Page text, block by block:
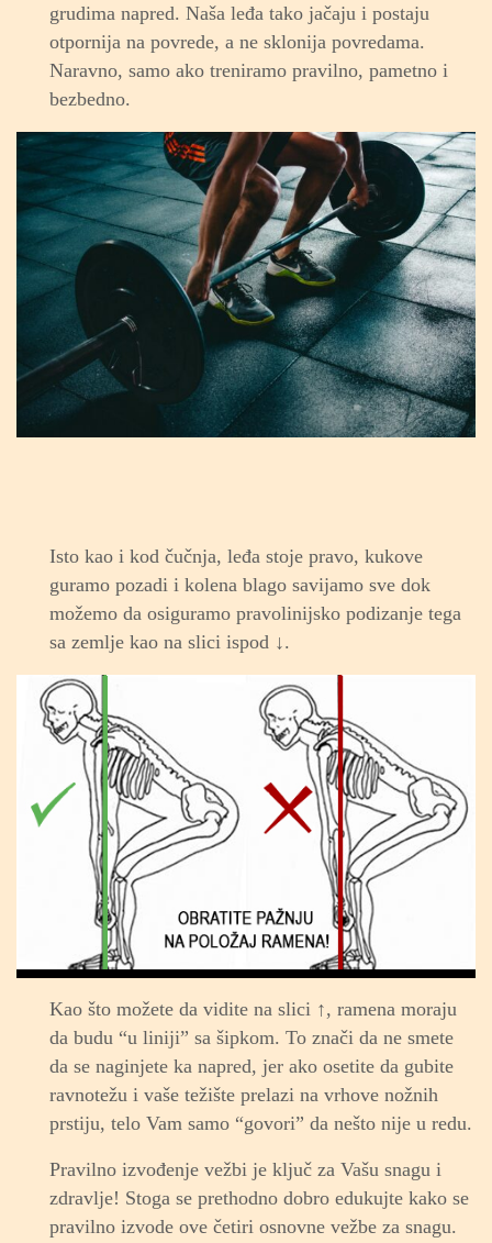
grudima napred. Naša leđa tako jačaju i postaju
otpornija na povrede, a ne sklonija povredama.
Naravno, samo ako treniramo pravilno, pametno i
bezbedno.
Isto kao i kod čučnja, leđa stoje pravo, kukove
guramo pozadi i kolena blago savijamo sve dok
možemo da osiguramo pravolinijsko podizanje tega
sa zemlje kao na slici ispod ↓.
Kao što možete da vidite na slici ↑, ramena moraju
da budu “u liniji” sa šipkom. To znači da ne smete
da se naginjete ka napred, jer ako osetite da gubite
ravnotežu i vaše težište prelazi na vrhove nožnih
prstiju, telo Vam samo “govori” da nešto nije u redu.
Pravilno izvođenje vežbi je ključ za Vašu snagu i
zdravlje! Stoga se prethodno dobro edukujte kako se
pravilno izvode ove četiri osnovne vežbe za snagu.